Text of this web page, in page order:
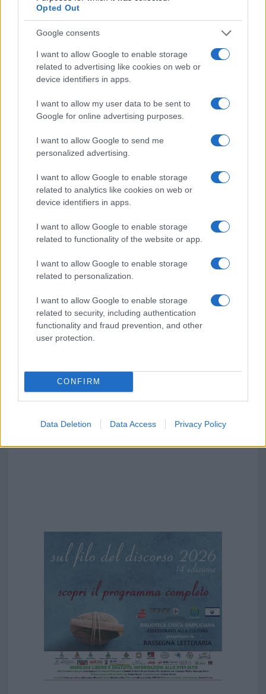
Opted Out
Google consents
I want to allow Google to enable storage
related to advertising like cookies on web or
device identifiers in apps.
I want to allow my user data to be sent to
Google for online advertising purposes.
I want to allow Google to send me
personalized advertising.
I want to allow Google to enable storage
related to analytics like cookies on web or
device identifiers in apps.
I want to allow Google to enable storage
related to functionality of the website or app.
I want to allow Google to enable storage
related to personalization.
I want to allow Google to enable storage
related to security, including authentication
functionality and fraud prevention, and other
user protection.
CONFIRM
Data Deletion Data Access Privacy Policy
Meteo Olbia 6 agosto, migliora il tempo in
Gallura
Incidente Olbia, poliziotto in vacanza salva 6
persone: due bimbi tra i feriti